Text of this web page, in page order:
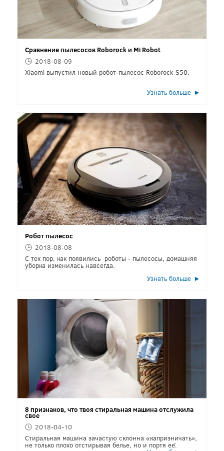
Сравнение пылесосов Roborock и Mi Robot
2018-08-09
Xiaomi выпустил новый робот-пылесос Roborock S50.
Узнать больше
Робот пылесос
2018-08-08
С тех пор, как появились роботы - пылесосы, домашняя
уборка изменилась навсегда.
Узнать больше
8 признаков, что твоя стиральная машина отслужила
свое
2018-04-10
Стиральная машина зачастую склонна «капризничать»,
не только плохо отстирывая белье, но и портя её.